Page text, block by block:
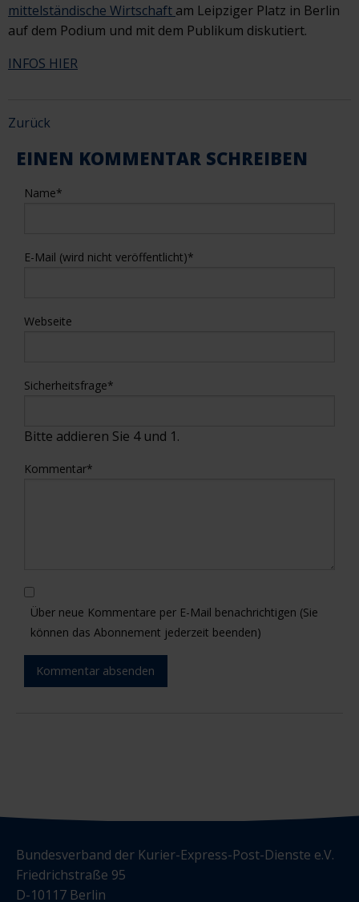
mittelständische Wirtschaft am Leipziger Platz in Berlin
auf dem Podium und mit dem Publikum diskutiert.
INFOS HIER
Zurück
EINEN KOMMENTAR SCHREIBEN
Name*
E-Mail (wird nicht veröffentlicht)*
Webseite
Sicherheitsfrage*
Bitte addieren Sie 4 und 1.
Kommentar*
Über neue Kommentare per E-Mail benachrichtigen (Sie
können das Abonnement jederzeit beenden)
Kommentar absenden
Bundesverband der Kurier-Express-Post-Dienste e.V.
Friedrichstraße 95
D-10117 Berlin